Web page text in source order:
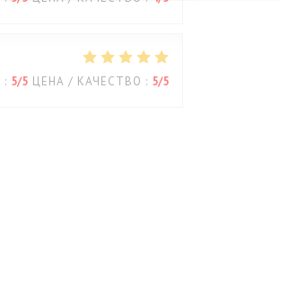
: 5/5 ЦЕНА / КАЧЕСТВО : 5/5